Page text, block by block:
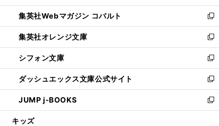
開
く
ウ
で
開
く
ン
ド
ウ
で
開
く
ウ
ィ
ン
ド
ウ
で
開
く
集英社Webマガジン コバルト
新
し
い
ウ
ィ
ン
ド
ウ
で
開
集英社オレンジ文庫
新
し
い
ウ
ィ
ン
ド
ウ
シフォン文庫
新
し
い
ウ
ィ
ン
ダッシュエックス文庫公式サイト
新
し
い
ウ
JUMP j-BOOKS
新
し
キッズ